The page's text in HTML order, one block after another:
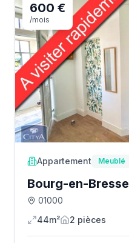
600 €
/mois
Appartement Meublé
Bourg-en-Bresse
01000
44m²
2 pièces